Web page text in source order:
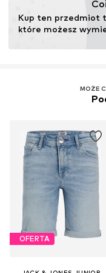
Kup ten przedmiot
które możesz
MOŻE
OFERTA